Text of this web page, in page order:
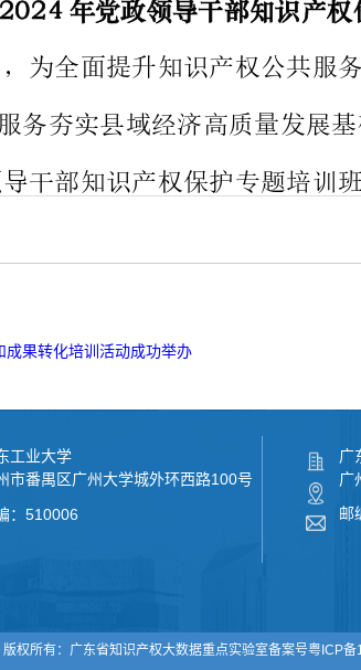
果转化培训活动成功举办
工业大学
市番禺区广州大学城外环西路100号
：510006
广
广
邮
版权所有： 广东省知识产权大数据重点实验室备案号粤ICP备